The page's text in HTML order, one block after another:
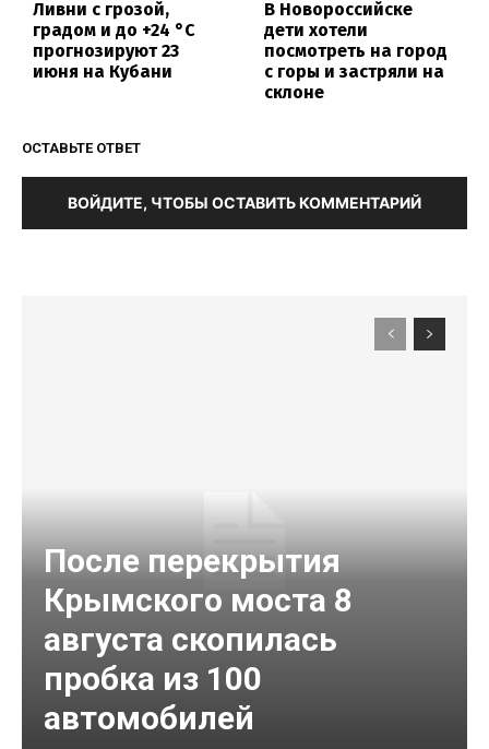
Ливни с грозой,
градом и до +24 °С
прогнозируют 23
июня на Кубани
В Новороссийске
дети хотели
посмотреть на город
с горы и застряли на
склоне
ОСТАВЬТЕ ОТВЕТ
ВОЙДИТЕ, ЧТОБЫ ОСТАВИТЬ КОММЕНТАРИЙ
После перекрытия
Крымского моста 8
августа скопилась
пробка из 100
автомобилей